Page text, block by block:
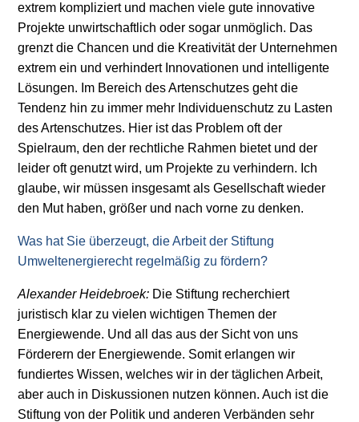
extrem kompliziert und machen viele gute innovative
Projekte unwirtschaftlich oder sogar unmöglich. Das
grenzt die Chancen und die Kreativität der Unternehmen
extrem ein und verhindert Innovationen und intelligente
Lösungen. Im Bereich des Artenschutzes geht die
Tendenz hin zu immer mehr Individuenschutz zu Lasten
des Artenschutzes. Hier ist das Problem oft der
Spielraum, den der rechtliche Rahmen bietet und der
leider oft genutzt wird, um Projekte zu verhindern. Ich
glaube, wir müssen insgesamt als Gesellschaft wieder
den Mut haben, größer und nach vorne zu denken.
Was hat Sie überzeugt, die Arbeit der Stiftung
Umweltenergierecht regelmäßig zu fördern?
Alexander Heidebroek: Die Stiftung recherchiert
juristisch klar zu vielen wichtigen Themen der
Energiewende. Und all das aus der Sicht von uns
Förderern der Energiewende. Somit erlangen wir
fundiertes Wissen, welches wir in der täglichen Arbeit,
aber auch in Diskussionen nutzen können. Auch ist die
Stiftung von der Politik und anderen Verbänden sehr